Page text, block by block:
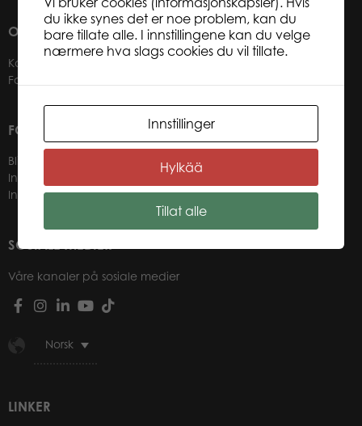
OM OSS
Kontakter
Forhandlere
FOR VÅRE KUNDER
Bli forhandler
Informasjon for forhandlere
Innlogging nettbutikk
SOSIALE MEDIER
Våre kanaler på sosiale medier
Norsk
LINKER
du ikke synes det er noe problem, kan du
bare tillate alle. I innstillingene kan du velge
nærmere hva slags cookies du vil tillate.
Innstillinger
Hylkää
Tillat alle